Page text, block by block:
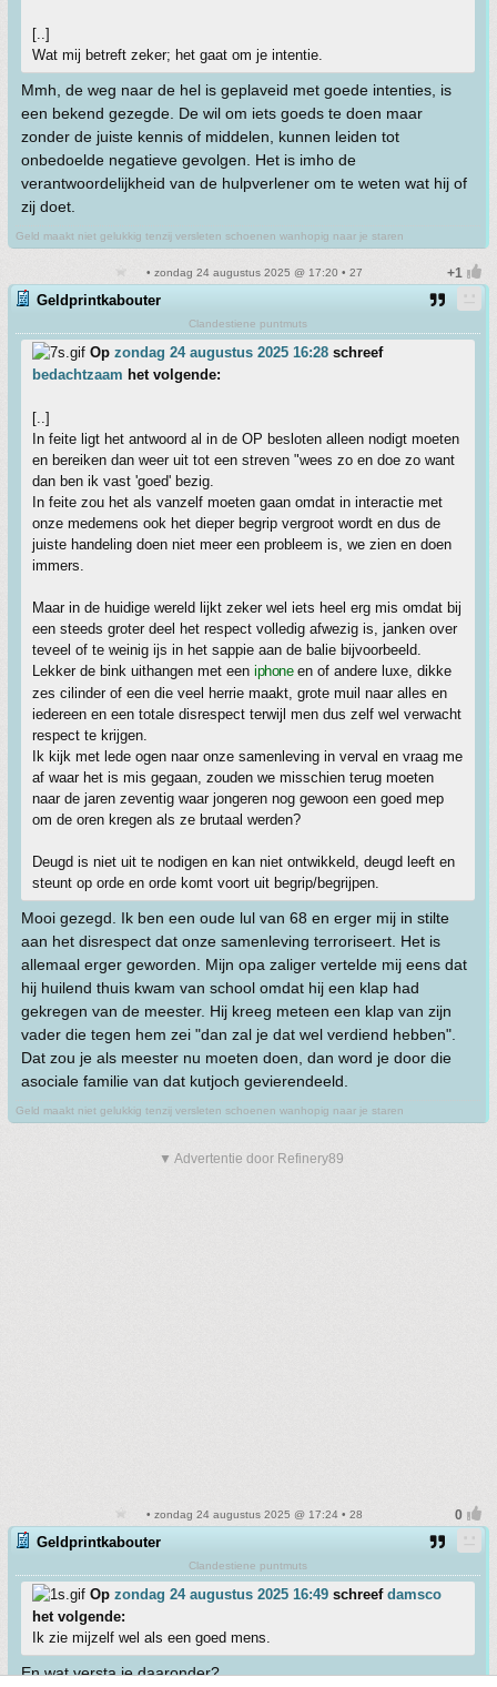
[..]
Wat mij betreft zeker; het gaat om je intentie.
Mmh, de weg naar de hel is geplaveid met goede intenties, is
een bekend gezegde. De wil om iets goeds te doen maar
zonder de juiste kennis of middelen, kunnen leiden tot
onbedoelde negatieve gevolgen. Het is imho de
verantwoordelijkheid van de hulpverlener om te weten wat hij of
zij doet.
Geld maakt niet gelukkig tenzij versleten schoenen wanhopig naar je staren
• zondag 24 augustus 2025 @ 17:20 • 27
Geldprintkabouter
Clandestiene puntmuts
Op zondag 24 augustus 2025 16:28 schreef
bedachtzaam het volgende:
[..]
In feite ligt het antwoord al in de OP besloten alleen nodigt moeten
en bereiken dan weer uit tot een streven "wees zo en doe zo want
dan ben ik vast 'goed' bezig.
In feite zou het als vanzelf moeten gaan omdat in interactie met
onze medemens ook het dieper begrip vergroot wordt en dus de
juiste handeling doen niet meer een probleem is, we zien en doen
immers.
Maar in de huidige wereld lijkt zeker wel iets heel erg mis omdat bij
een steeds groter deel het respect volledig afwezig is, janken over
teveel of te weinig ijs in het sappie aan de balie bijvoorbeeld.
Lekker de bink uithangen met een iphoneen of andere luxe, dikke
zes cilinder of een die veel herrie maakt, grote muil naar alles en
iedereen en een totale disrespect terwijl men dus zelf wel verwacht
respect te krijgen.
Ik kijk met lede ogen naar onze samenleving in verval en vraag me
af waar het is mis gegaan, zouden we misschien terug moeten
naar de jaren zeventig waar jongeren nog gewoon een goed mep
om de oren kregen als ze brutaal werden?
Deugd is niet uit te nodigen en kan niet ontwikkeld, deugd leeft en
steunt op orde en orde komt voort uit begrip/begrijpen.
Mooi gezegd. Ik ben een oude lul van 68 en erger mij in stilte
aan het disrespect dat onze samenleving terroriseert. Het is
allemaal erger geworden. Mijn opa zaliger vertelde mij eens dat
hij huilend thuis kwam van school omdat hij een klap had
gekregen van de meester. Hij kreeg meteen een klap van zijn
vader die tegen hem zei "dan zal je dat wel verdiend hebben".
Dat zou je als meester nu moeten doen, dan word je door die
asociale familie van dat kutjoch gevierendeeld.
Geld maakt niet gelukkig tenzij versleten schoenen wanhopig naar je staren
▼ Advertentie door Refinery89
• zondag 24 augustus 2025 @ 17:24 • 28
Geldprintkabouter
Clandestiene puntmuts
Op zondag 24 augustus 2025 16:49 schreef damsco
het volgende:
Ik zie mijzelf wel als een goed mens.
En wat versta je daaronder?